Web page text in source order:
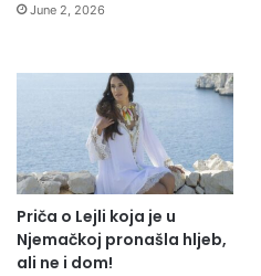
June 2, 2026
Priča o Lejli koja je u
Njemačkoj pronašla hljeb,
ali ne i dom!